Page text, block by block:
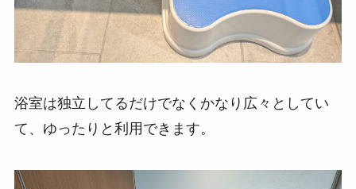
浴室は独立してるだけでなくかなり広々としてい
て、ゆったりと利用できます。